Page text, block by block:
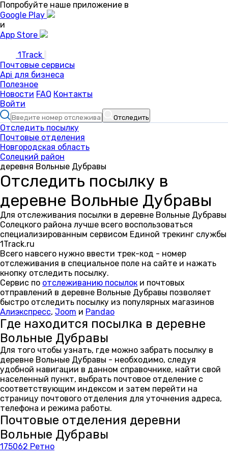
Попробуйте наше приложение в
Google Play
и
App Store
1Track
Почтовые сервисы
Api для бизнеса
Полезное
Новости FAQ Контакты
Войти
Отследить
Отследить посылку
Почтовые отделения
Новгородская область
Солецкий район
деревня Вольные Дубравы
Отследить посылку в
деревне Вольные Дубравы
Для отслеживания посылки в деревне Вольные Дубравы
Солецкого района лучше всего воспользоваться
специализированным сервисом Единой трекинг службы
1Track.ru
Всего навсего нужно ввести трек-код - номер
отслеживания в специальное поле на сайте и нажать
кнопку отследить посылку.
Сервис по отслеживанию посылок и почтовых
отправлений в деревне Вольные Дубравы позволяет
быстро отследить посылку из популярных магазинов
Алиэкспресс, Joom и Pandao
Где находится посылка в деревне
Вольные Дубравы
Для того чтобы узнать, где можно забрать посылку в
деревне Вольные Дубравы - необходимо, следуя
удобной навигации в данном справочнике, найти свой
населенный пункт, выбрать почтовое отделение с
соответствующим индексом и затем перейти на
страницу почтового отделения для уточнения адреса,
телефона и режима работы.
Почтовые отделения деревни
Вольные Дубравы
175062 Ретно